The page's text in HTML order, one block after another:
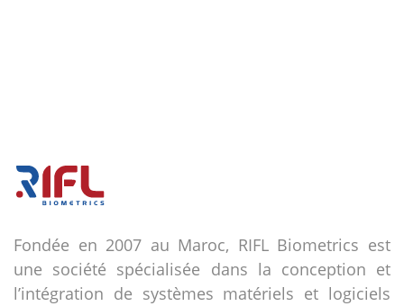
Fondée en 2007 au Maroc, RIFL Biometrics est
une société spécialisée dans la conception et
l’intégration de systèmes matériels et logiciels